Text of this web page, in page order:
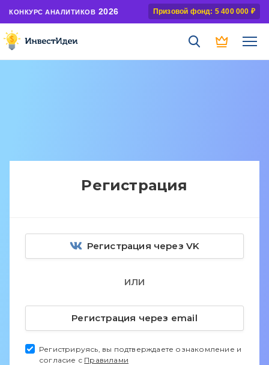
КОНКУРС АНАЛИТИКОВ 2026 Призовой фонд: 5 400 000 ₽
Регистрация
Регистрация через VK
ИЛИ
Регистрация через email
Регистрируясь, вы подтверждаете ознакомление и
согласие с Правилами